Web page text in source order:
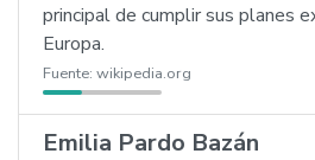
principal de cumplir sus planes
Europa.
Fuente: wikipedia.org
Emilia Pardo Bazán